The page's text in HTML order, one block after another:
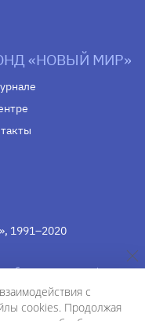
«НОВЫЙ МИР»
1991–2020
по надзору в сфере
и массовых
информации
от 13 июня 2019 г.
с
cookies. Продолжая